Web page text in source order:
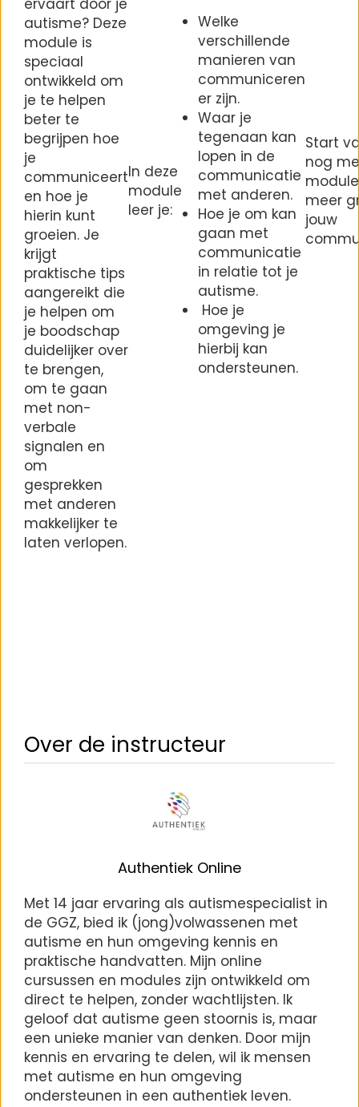
ervaart door je
autisme? Deze
module is
speciaal
ontwikkeld om
je te helpen
beter te
begrijpen hoe
je
communiceert
en hoe je
hierin kunt
groeien. Je
krijgt
praktische tips
aangereikt die
je helpen om
je boodschap
duidelijker over
te brengen,
om te gaan
met non-
verbale
signalen en
om
gesprekken
met anderen
makkelijker te
laten verlopen.
In deze
module
leer je:
Welke
verschillende
manieren van
communiceren
er zijn.
Waar je
tegenaan kan
lopen in de
communicatie
met anderen.
Hoe je om kan
gaan met
communicatie
in relatie tot je
autisme.
Hoe je
omgeving je
hierbij kan
ondersteunen.
Start
nog
meer
jouw
Over de instructeur
Authentiek Online
Met 14 jaar ervaring als autismespecialist in
de GGZ, bied ik (jong)volwassenen met
autisme en hun omgeving kennis en
praktische handvatten. Mijn online
cursussen en modules zijn ontwikkeld om
direct te helpen, zonder wachtlijsten. Ik
geloof dat autisme geen stoornis is, maar
een unieke manier van denken. Door mijn
kennis en ervaring te delen, wil ik mensen
met autisme en hun omgeving
ondersteunen in een authentiek leven.